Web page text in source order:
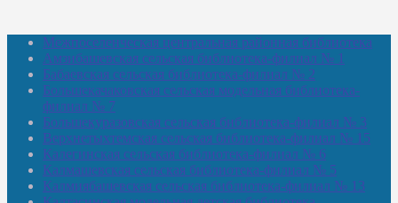
Межпоселенческая центральная районная библиотека
Амзибашевская сельская библиотека-филиал № 1
Бабаевская сельская библиотека-филиал № 2
Большекачаковская сельская модельная библиотека-
филиал № 7
Большекуразовская сельская библиотека-филиал № 3
Верхнетыхтемская сельская библиотека-филиал № 15
Калегинская сельская библиотека-филиал № 6
Калмашевская сельская библиотека-филиал № 5
Калмиябашевская сельская библиотека-филиал № 13